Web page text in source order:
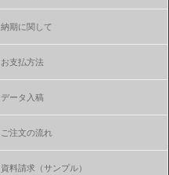
納期に関して
お支払方法
データ入稿
ご注文の流れ
資料請求（サンプル）